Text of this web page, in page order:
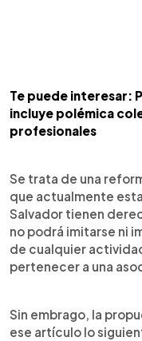
Te puede interesar:
incluye polémica
profesionales
Se trata de una
que actualmente
Salvador tienen
no podrá imitarse ni
de cualquier
pertenecer a una
Sin embrago, la
ese artículo lo